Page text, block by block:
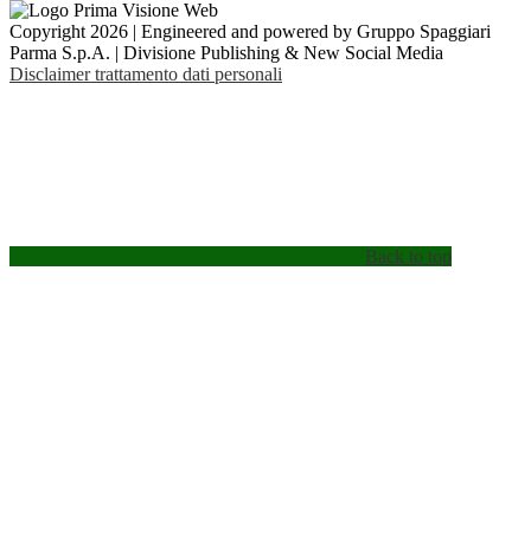
Copyright 2026 | Engineered and powered by Gruppo Spaggiari
Parma S.p.A. | Divisione Publishing & New Social Media
Disclaimer trattamento dati personali
Back to top